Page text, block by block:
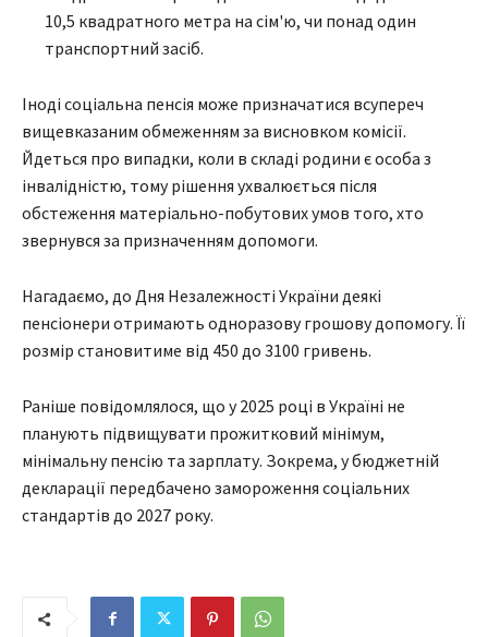
10,5 квадратного метра на сім'ю, чи понад один
транспортний засіб.
Іноді соціальна пенсія може призначатися всупереч
вищевказаним обмеженням за висновком комісії.
Йдеться про випадки, коли в складі родини є особа з
інвалідністю, тому рішення ухвалюється після
обстеження матеріально-побутових умов того, хто
звернувся за призначенням допомоги.
Нагадаємо, до Дня Незалежності України деякі
пенсіонери отримають одноразову грошову допомогу. Її
розмір становитиме від 450 до 3100 гривень.
Раніше повідомлялося, що у 2025 році в Україні не
планують підвищувати прожитковий мінімум,
мінімальну пенсію та зарплату. Зокрема, у бюджетній
декларації передбачено замороження соціальних
стандартів до 2027 року.